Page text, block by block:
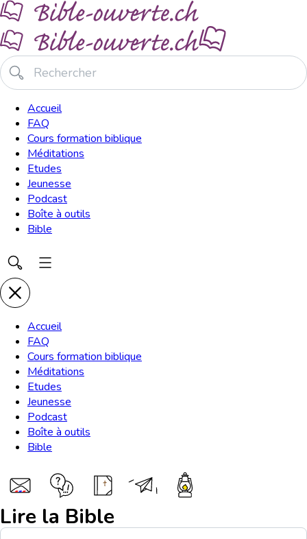
Accueil
FAQ
Cours formation biblique
Méditations
Etudes
Jeunesse
Podcast
Boîte à outils
Bible
Accueil
FAQ
Cours formation biblique
Méditations
Etudes
Jeunesse
Podcast
Boîte à outils
Bible
Lire la Bible